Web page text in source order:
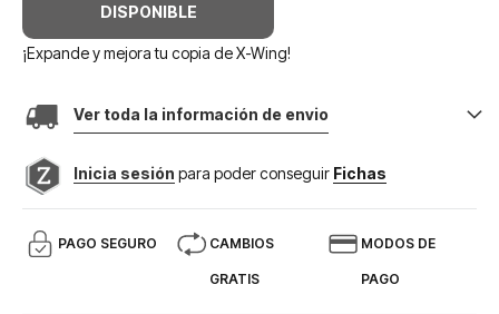
DISPONIBLE
¡Expande y mejora tu copia de X-Wing!
Ver toda la información de envio
Inicia sesión para poder conseguir Fichas
PAGO SEGURO CAMBIOS
GRATIS
MODOS DE
PAGO